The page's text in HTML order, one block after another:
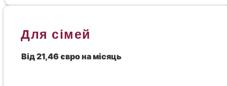
Для сімей
Від 21,46 євро на місяць